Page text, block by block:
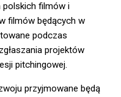
polskich filmów i
filmów będących w
podczas
projektów
pitchingowej.
przyjmowane będą